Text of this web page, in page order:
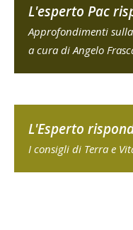
L'esperto Pac
Approfondimenti
a cura di Angelo
L'Esperto
I consigli di Terra e